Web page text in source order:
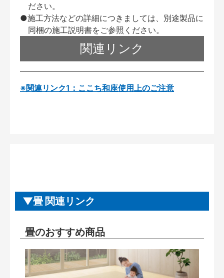
ださい。
●施工方法などの詳細につきましては、別途製品に
同梱の施工説明書をご参照ください。
関連リンク
※関連リンク1：ここち和座使用上のご注意
畳 関連リンク
畳のおすすめ商品